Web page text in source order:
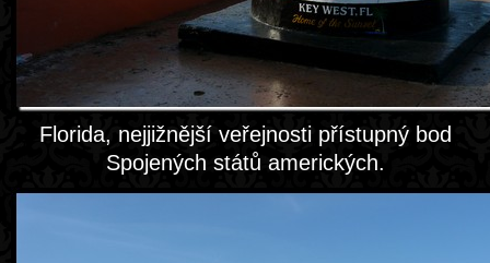
Florida, nejjižnější veřejnosti přístupný bod
Spojených států amerických.